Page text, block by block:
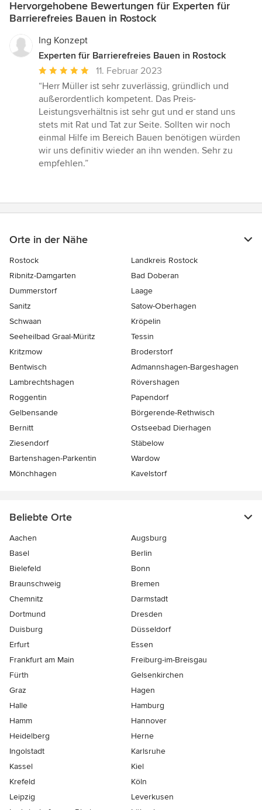
Hervorgehobene Bewertungen für Experten für
Barrierefreies Bauen in Rostock
Ing Konzept
Experten für Barrierefreies Bauen in Rostock
Durchschnittliche
Bewertung:
5
von
5
Sternen
11. Februar 2023
“Herr Müller ist sehr zuverlässig, gründlich und
außerordentlich kompetent. Das Preis-
Leistungsverhältnis ist sehr gut und er stand uns
stets mit Rat und Tat zur Seite. Sollten wir noch
einmal Hilfe im Bereich Bauen benötigen würden
wir uns definitiv wieder an ihn wenden. Sehr zu
empfehlen.”
Orte in der Nähe
Rostock
Landkreis Rostock
Ribnitz-Damgarten
Bad Doberan
Dummerstorf
Laage
Sanitz
Satow-Oberhagen
Schwaan
Kröpelin
Seeheilbad Graal-Müritz
Tessin
Kritzmow
Broderstorf
Bentwisch
Admannshagen-Bargeshagen
Lambrechtshagen
Rövershagen
Roggentin
Papendorf
Gelbensande
Börgerende-Rethwisch
Bernitt
Ostseebad Dierhagen
Ziesendorf
Stäbelow
Bartenshagen-Parkentin
Wardow
Mönchhagen
Kavelstorf
Beliebte Orte
Aachen
Augsburg
Basel
Berlin
Bielefeld
Bonn
Braunschweig
Bremen
Chemnitz
Darmstadt
Dortmund
Dresden
Duisburg
Düsseldorf
Erfurt
Essen
Frankfurt am Main
Freiburg-im-Breisgau
Fürth
Gelsenkirchen
Graz
Hagen
Halle
Hamburg
Hamm
Hannover
Heidelberg
Herne
Ingolstadt
Karlsruhe
Kassel
Kiel
Krefeld
Köln
Leipzig
Leverkusen